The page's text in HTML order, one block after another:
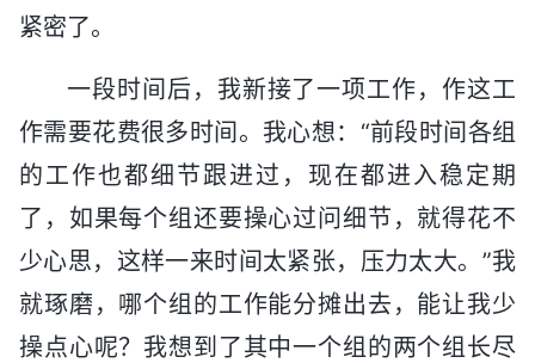
紧密了。
一段时间后，我新接了一项工作，作这工
作需要花费很多时间。我心想：“前段时间各组
的工作也都细节跟进过，现在都进入稳定期
了，如果每个组还要操心过问细节，就得花不
少心思，这样一来时间太紧张，压力太大。”我
就琢磨，哪个组的工作能分摊出去，能让我少
操点心呢？我想到了其中一个组的两个组长尽